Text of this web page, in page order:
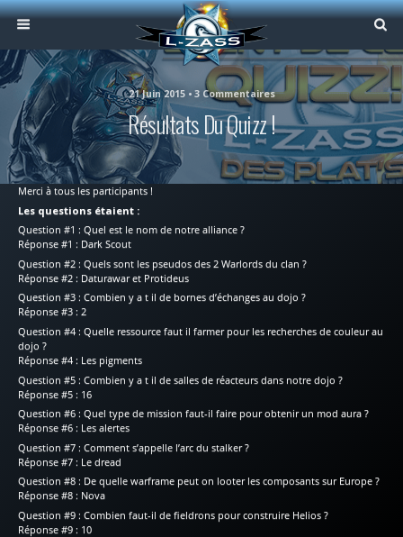
21 Juin 2015 • 3 Commentaires
Résultats Du Quizz !
Merci à tous les participants !
Les questions étaient :
Question #1 : Quel est le nom de notre alliance ?
Réponse #1 : Dark Scout
Question #2 : Quels sont les pseudos des 2 Warlords du clan ?
Réponse #2 : Daturawar et Protideus
Question #3 : Combien y a t il de bornes d’échanges au dojo ?
Réponse #3 : 2
Question #4 : Quelle ressource faut il farmer pour les recherches de couleur au
dojo ?
Réponse #4 : Les pigments
Question #5 : Combien y a t il de salles de réacteurs dans notre dojo ?
Réponse #5 : 16
Question #6 : Quel type de mission faut-il faire pour obtenir un mod aura ?
Réponse #6 : Les alertes
Question #7 : Comment s’appelle l’arc du stalker ?
Réponse #7 : Le dread
Question #8 : De quelle warframe peut on looter les composants sur Europe ?
Réponse #8 : Nova
Question #9 : Combien faut-il de fieldrons pour construire Helios ?
Réponse #9 : 10